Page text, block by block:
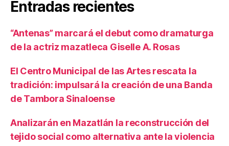
Entradas recientes
“Antenas” marcará el debut como dramaturga
de la actriz mazatleca Giselle A. Rosas
El Centro Municipal de las Artes rescata la
tradición: impulsará la creación de una Banda
de Tambora Sinaloense
Analizarán en Mazatlán la reconstrucción del
tejido social como alternativa ante la violencia